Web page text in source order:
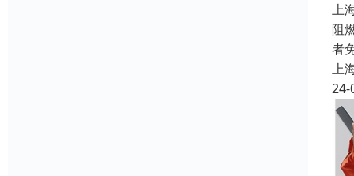
上
阻
者
上
24-